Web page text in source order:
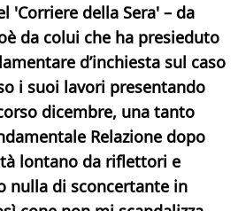
'Corriere della Sera' – da
da colui che ha presieduto
d’inchiesta sul caso
i suoi lavori presentando
dicembre, una tanto
Relazione dopo
lontano da riflettori e
nulla di sconcertante in